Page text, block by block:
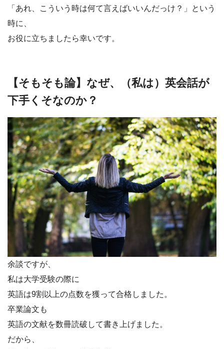
「あれ、こういう時は何て言えばいいんだっけ？」という
時に、
お役に立ちましたら幸いです。
【そもそも論】なぜ、（私は）英会話が
下手くそなのか？
余談ですが、
私は大学受験の際に
英語は9割以上の点数を獲って合格しました。
卒業論文も
英語の文献を数冊読破して書き上げました。
だから、